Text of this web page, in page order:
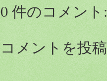
0 件のコメント:
コメントを投稿